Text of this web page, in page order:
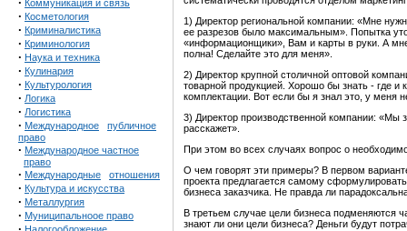
Коммуникация и связь
· Косметология
· Криминалистика
· Криминология
· Наука и техника
· Кулинария
· Культурология
· Логика
· Логистика
· Международное
публичное
право
· Международное частное
право
· Международные отношения
· Культура и искусства
· Металлургия
· Муниципальноое право
1) Директор региональной компании: «Мне
ее разрезов было максимальным». Попытка
«информационщики», Вам и карты в руки. А
полна! Сделайте это для меня».
2) Директор крупной столичной оптовой
товарной продукцией. Хорошо бы знать - где и
комплектации. Вот если бы я знал это, у меня
3) Директор производственной компании: «Мы
расскажет».
При этом во всех случаях вопрос о
О чем говорят эти примеры? В первом
проекта предлагается самому
бизнеса заказчика. Не правда ли
В третьем случае цели бизнеса подменяются
знают ли они цели бизнеса? Деньги будут